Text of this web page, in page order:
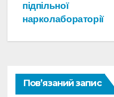
підпільної
нарколабораторії
Пов’язаний запис